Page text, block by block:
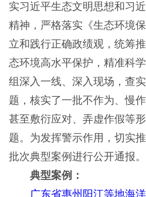
实习近平生态文明思想和习
精神，严格落实《生态环境
立和践行正确政绩观，统筹
态环境高水平保护，精准科
组深入一线、深入现场，查
题，核实了一批不作为、慢
甚至敷衍应对、弄虚作假等
题。为发挥警示作用，切实
批次典型案例进行公开通报。
典型案例：
广东省惠州阳江等地海